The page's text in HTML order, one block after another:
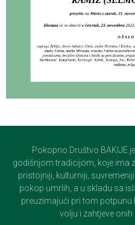
Pokopno Društvo BAKIJE
godišnjom tradicijom, koje ima
pristojniji, kulturniji,
pokop umrlih, a u skladu sa
preuzimajući pri tom potpunu
volju i zahtjeve